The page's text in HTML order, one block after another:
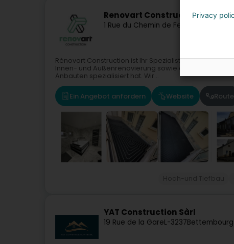
Renovart Construction Sàrl
1 Rue du Chemin de Fer
Rénovart Construction ist Ihr Spezialist für
Innen- und Außenrenovierung sowie den Bau von
Anbauten spezialisiert hat. Wir...
Ein Angebot anfordern Website Route
YAT Construction Sàrl
19 Rue de la GareL-3237
Privacy